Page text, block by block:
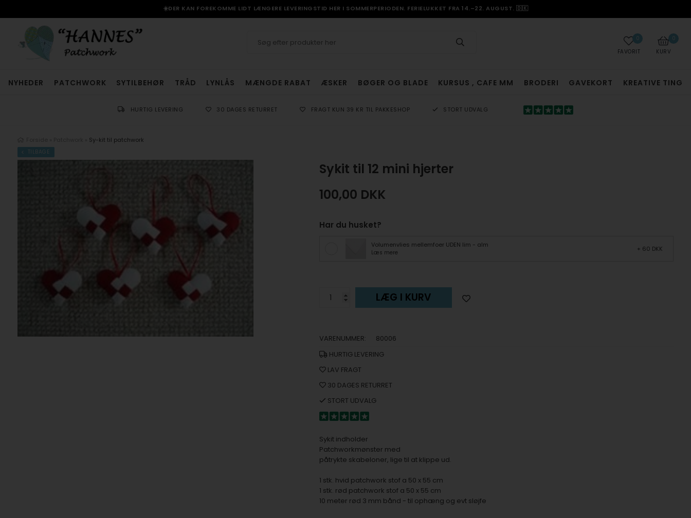
☀️DER KAN FOREKOMME LIDT LÆNGERE LEVERINGSTID HER I SOMMERPERIODEN. FERIELUKKET FRA 14.–22. AUGUST. 🇩🇰
0
KURV
0
FAVORIT
NYHEDER PATCHWORK SYTILBEHØR TRÅD LYNLÅS MÆNGDE RABAT ÆSKER BØGER OG BLADE KURSUS , CAFE MM BRODERI GAVEKORT KREATIVE TING
HURTIG LEVERING 30 DAGES RETURRET FRAGT KUN 39 KR TIL PAKKESHOP STORT UDVALG
Sy-kit til patchwork
TILBAGE
Sykit til 12 mini hjerter
100,00 DKK
Har du husket?
Volumenvlies mellemfoer UDEN lim - alm
Læs mere + 60 DKK
LÆG I KURV
VARENUMMER:
80006
HURTIG LEVERING
LAV FRAGT
30 DAGES RETURRET
STORT UDVALG
Sykit indholder
Patchworkmønster med
påtrykte skabeloner, lige til at klippe ud.
1 stk. hvid patchwork stof a 50 x 55 cm
1 stk. rød patchwork stof a 50 x 55 cm
10 meter rød 3 mm bånd - til ophæng og evt sløjfe